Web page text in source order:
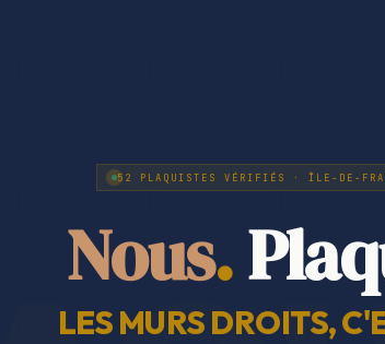
52 PLAQUISTES VÉRIFIÉS · ÎLE-DE-
Nous.
LES MURS DROITS,